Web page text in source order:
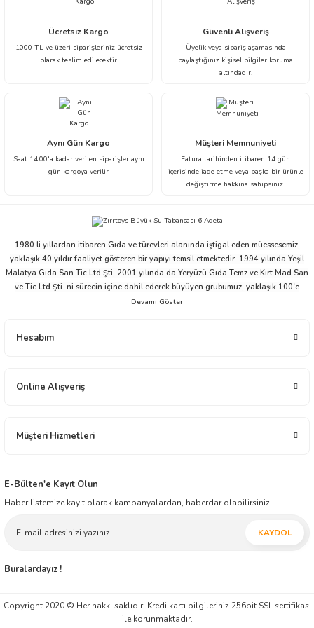
Ürün resmi kalitesiz, bozuk veya görüntülenemiyor.
Ürün açıklamasında eksik bilgiler bulunuyor.
Bu ürüne benzer farklı alternatifler olmalı.
Ücretsiz Kargo
1000 TL ve üzeri siparişleriniz ücretsiz
olarak teslim edilecektir
Güvenli Alışveriş
Üyelik veya sipariş aşamasında
paylaştığınız kişisel bilgiler koruma
altındadır.
Aynı Gün Kargo
Saat 14:00'a kadar verilen siparişler aynı
gün kargoya verilir
Müşteri Memnuniyeti
Fatura tarihinden itibaren 14 gün
içerisinde iade etme veya başka bir ürünle
değiştirme hakkına sahipsiniz.
1980 li yıllardan itibaren Gıda ve türevleri alanında iştigal eden müessesemiz,
yaklaşık 40 yıldır faaliyet gösteren bir yapıyı temsil etmektedir. 1994 yılında Yeşil
Malatya Gıda San Tic Ltd Şti, 2001 yılında da Yeryüzü Gıda Temz ve Kırt Mad San
ve Tic Ltd Şti. ni sürecin içine dahil ederek büyüyen grubumuz, yaklaşık 100'e
yakın çalışanı ve ticari partnerleriyle beraber bu ivmesini devam ettirme niyeti ve
sektöründe faaliyet göstermektedir. Çikolata, Atıştırmalık, Elektronik, Ev - Yaşam,
anlayışını harmanlayarak, ticaretin zaman ve mekân faydasını yansıtmaya ilelebet
Hesabım
Online Alışveriş
Müşteri Hizmetleri
E-Bülten'e Kayıt Olun
Haber listemize kayıt olarak kampanyalardan, haberdar olabilirsiniz.
KAYDOL
Buralardayız !
Copyright 2020 © Her hakkı saklıdır. Kredi kartı bilgileriniz 256bit SSL sertifikası
ile korunmaktadır.